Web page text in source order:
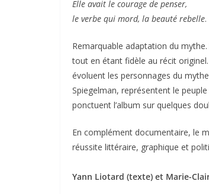
Elle avait le courage de penser,
le verbe qui mord, la beauté rebelle
Remarquable adaptation du
tout en étant fidèle au récit
évoluent les personnages du
Spiegelman, représentent le
ponctuent l’album sur quelques
En complément documentaire, le
réussite littéraire, graphique et
Yann Liotard (texte) et Marie-